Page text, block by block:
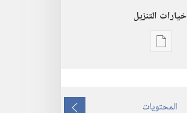
خيارات التنزيل
خيارات
المحتويات